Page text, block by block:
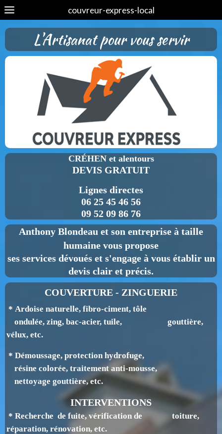
couvreur-express-local
L'Artisanat pour vous servir
CRÉHEN et alentours
DEVIS GRATUIT
Lignes directes
06 25 45 46 56
09 52 09 86 76
Anthony Blondeau et son entreprise à taille
humaine vous propose
ses services dévoués et s'engage à vous établir un
devis clair et précis.
COUVERTURE - ZINGUERIE
* Ardoise naturelle, fibro-ciment, tôle
ondulée, zing, bac-acier, tuile, gouttière,
vélux, etc.
* Démoussage, protection hydrofuge,
résine colorée, traitement anti-mousse,
nettoyage gouttière, etc.
INTERVENTIONS
* Recherche de fuite, vérification de toiture,
réparation, rénovation, etc.